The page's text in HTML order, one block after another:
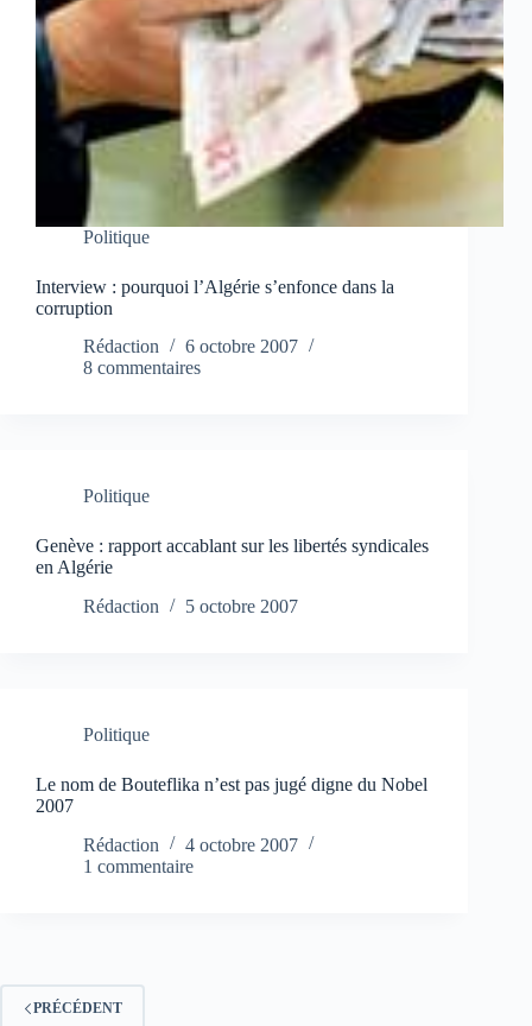
Politique
Interview : pourquoi l’Algérie s’enfonce dans la
corruption
Rédaction
6 octobre 2007
8 commentaires
Politique
Genève : rapport accablant sur les libertés syndicales
en Algérie
Rédaction
5 octobre 2007
Politique
Le nom de Bouteflika n’est pas jugé digne du Nobel
2007
Rédaction
4 octobre 2007
1 commentaire
PRÉCÉDENT